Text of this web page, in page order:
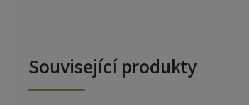
Související produkty